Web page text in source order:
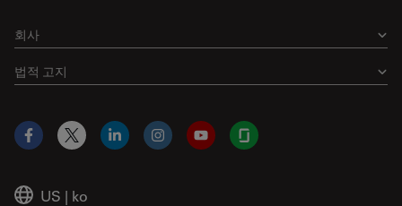
회사
법적 고지
US | ko
Facebook
X LinkedInInstagramYouTubeGlassdoor